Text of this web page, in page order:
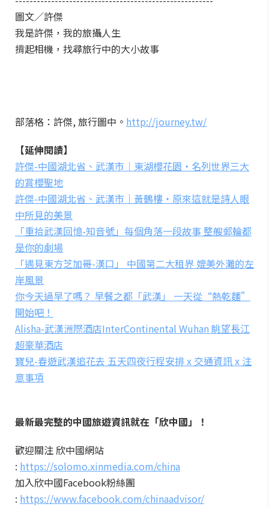
圖文／許傑
我是許傑，我的旅攝人生
揹起相機，找尋旅行中的大小故事
部落格：許傑, 旅行圖中。 http://journey.tw/
【延伸閱讀】
許傑-中國湖北省、武漢市｜東湖櫻花園・名列世界三大
的賞櫻聖地
許傑-中國湖北省、武漢市｜黃鶴樓・原來這就是詩人眼
中所見的美景
「重拾武漢回憶-知音號」每個角落一段故事 整艘郵輪都
是你的劇場
「遇見東方芝加哥-漢口」 中國第二大租界 媲美外灘的左
岸風景
你今天過早了嗎？ 早餐之都「武漢」 一天從“熱乾麵”
開始吧！
Alisha-武漢洲際酒店InterContinental Wuhan 眺望長江
超豪華酒店
寶兒-春遊武漢追花去 五天四夜行程安排 x 交通資訊 x 注
意事項
最新最完整的中國旅遊資訊就在「欣中國」！
歡迎關注 欣中國網站
: https://solomo.xinmedia.com/china
加入欣中國Facebook粉絲團
: https://www.facebook.com/chinaadvisor/